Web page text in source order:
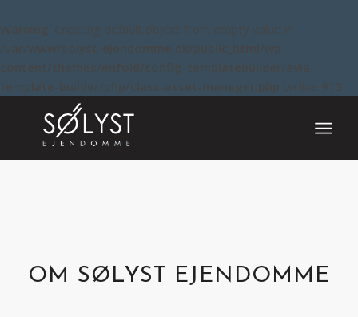
Warning : Creating default object from empty value in
/var/www/solyst-ejendomme.dk/public_html/wp-
content/themes/enfold/config-templatebuilder/avia-
template-builder/php/class-asset-manager.php on line 913
OM SØLYST EJENDOMME